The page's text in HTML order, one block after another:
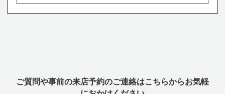
ご質問や事前の来店予約のご連絡はこちらからお気軽